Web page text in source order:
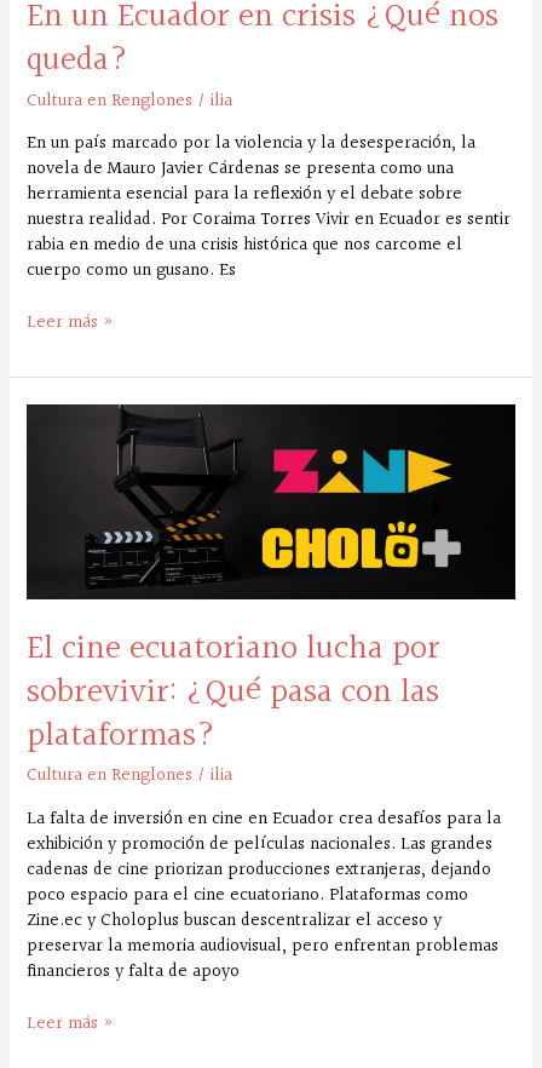
En un Ecuador en crisis ¿Qué nos
queda?
Cultura en Renglones /ilia
En un país marcado por la violencia y la desesperación, la
novela de Mauro Javier Cárdenas se presenta como una
herramienta esencial para la reflexión y el debate sobre
nuestra realidad. Por Coraima Torres Vivir en Ecuador es sentir
rabia en medio de una crisis histórica que nos carcome el
cuerpo como un gusano. Es
Leer más »
El cine ecuatoriano lucha por
sobrevivir: ¿Qué pasa con las
plataformas?
Cultura en Renglones /ilia
La falta de inversión en cine en Ecuador crea desafíos para la
exhibición y promoción de películas nacionales. Las grandes
cadenas de cine priorizan producciones extranjeras, dejando
poco espacio para el cine ecuatoriano. Plataformas como
Zine.ec y Choloplus buscan descentralizar el acceso y
preservar la memoria audiovisual, pero enfrentan problemas
financieros y falta de apoyo
sobrevivir:
pasa
las
plataformas?
Leer más »